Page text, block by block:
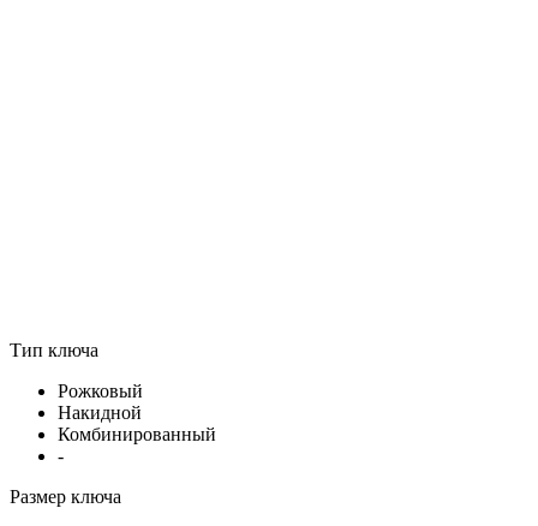
Тип ключа
Рожковый
Накидной
Комбинированный
-
Размер ключа